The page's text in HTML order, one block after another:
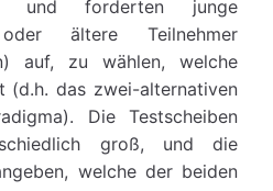
und forderten junge
oder ältere Teilnehmer
auf, zu wählen, welche
(d.h. das zwei-alternativen
Die Testscheiben
groß, und die
welche der beiden